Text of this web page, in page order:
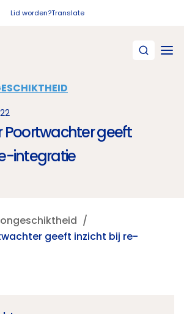
Lid worden?Translate
Poortwachter geeft
integratie
geeft inzicht bij re-